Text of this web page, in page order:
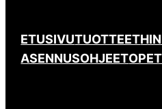
ETUSIVUTUOTTEET
ASENNUSOHJEET